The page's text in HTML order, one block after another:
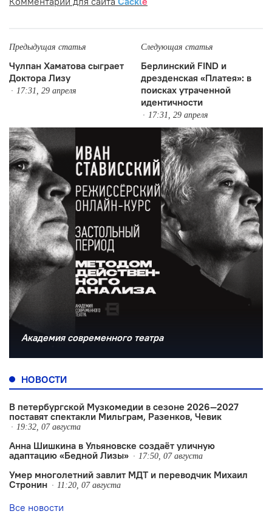
Предыдущая статья
Чулпан Хаматова сыграет
Доктора Лизу
17:31, 29 апреля
Следующая статья
Берлинский FIND и
дрезденская «Платея»: в
поисках утраченной
идентичности
17:31, 29 апреля
Академия современного театра
НОВОСТИ
В петербургской Музкомедии в сезоне 2026—2027
поставят спектакли Мильграм, Разенков, Чевик
19:32, 07 августа
Анна Шишкина в Ульяновске создаëт уличную
адаптацию «Бедной Лизы»
17:50, 07 августа
Умер многолетний завлит МДТ и переводчик Михаил
Стронин
11:20, 07 августа
Все новости